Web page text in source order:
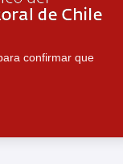
confirmar que